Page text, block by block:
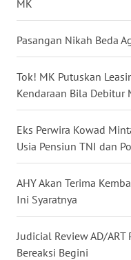
MK
Pasangan Nikah Beda
Tok! MK Putuskan
Kendaraan Bila Debitur
Eks Perwira Kowad
Usia Pensiun TNI dan
AHY Akan Terima
Ini Syaratnya
Judicial Review AD/
Bereaksi Begini
WN
WN
JATIM
BALI
KALBAR
KALTENG